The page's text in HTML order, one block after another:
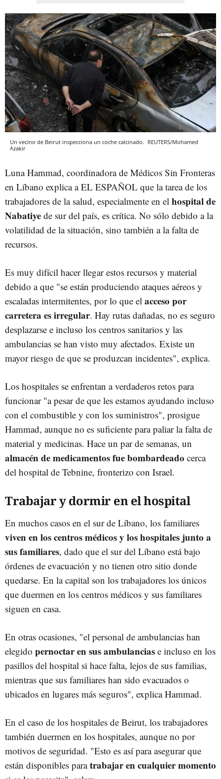
Un vecino de Beirut inspecciona un coche calcinado. REUTERS/Mohamed
Azakir
Luna Hammad, coordinadora de Médicos Sin Fronteras
en Líbano explica a EL ESPAÑOL que la tarea de los
trabajadores de la salud, especialmente en el hospital de
Nabatiye de sur del país, es crítica. No sólo debido a la
volatilidad de la situación, sino también a la falta de
recursos.
Es muy difícil hacer llegar estos recursos y material
debido a que "se están produciendo ataques aéreos y
escaladas intermitentes, por lo que el acceso por
carretera es irregular. Hay rutas dañadas, no es seguro
desplazarse e incluso los centros sanitarios y las
ambulancias se han visto muy afectados. Existe un
mayor riesgo de que se produzcan incidentes", explica.
Los hospitales se enfrentan a verdaderos retos para
funcionar "a pesar de que les estamos ayudando incluso
con el combustible y con los suministros", prosigue
Hammad, aunque no es suficiente para paliar la falta de
material y medicinas. Hace un par de semanas, un
almacén de medicamentos fue bombardeado cerca
del hospital de Tebnine, fronterizo con Israel.
Trabajar y dormir en el hospital
En muchos casos en el sur de Líbano, los familiares
viven en los centros médicos y los hospitales junto a
sus familiares, dado que el sur del Líbano está bajo
órdenes de evacuación y no tienen otro sitio donde
quedarse. En la capital son los trabajadores los únicos
que duermen en los centros médicos y sus familiares
siguen en casa.
En otras ocasiones, "el personal de ambulancias han
elegido pernoctar en sus ambulancias e incluso en los
pasillos del hospital si hace falta, lejos de sus familias,
mientras que sus familiares han sido evacuados o
ubicados en lugares más seguros", explica Hammad.
En el caso de los hospitales de Beirut, los trabajadores
también duermen en los hospitales, aunque no por
motivos de seguridad. "Esto es así para asegurar que
están disponibles paratrabajar en cualquier momento